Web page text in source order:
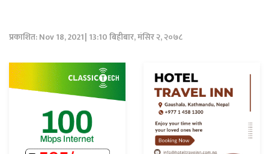
प्रकाशित: Nov 18, 2021| 13:10 बिहीबार, मंसिर २, २०७८